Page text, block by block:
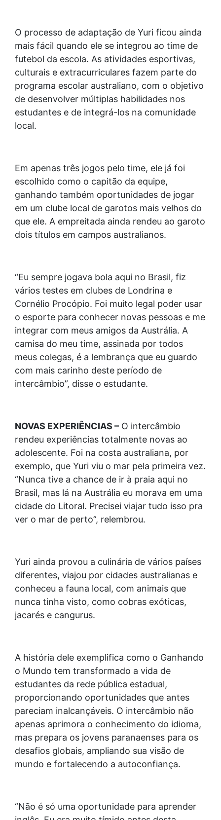
O processo de adaptação de Yuri ficou ainda
mais fácil quando ele se integrou ao time de
futebol da escola. As atividades esportivas,
culturais e extracurriculares fazem parte do
programa escolar australiano, com o objetivo
de desenvolver múltiplas habilidades nos
estudantes e de integrá-los na comunidade
local.
Em apenas três jogos pelo time, ele já foi
escolhido como o capitão da equipe,
ganhando também oportunidades de jogar
em um clube local de garotos mais velhos do
que ele. A empreitada ainda rendeu ao garoto
dois títulos em campos australianos.
“Eu sempre jogava bola aqui no Brasil, fiz
vários testes em clubes de Londrina e
Cornélio Procópio. Foi muito legal poder usar
o esporte para conhecer novas pessoas e me
integrar com meus amigos da Austrália. A
camisa do meu time, assinada por todos
meus colegas, é a lembrança que eu guardo
com mais carinho deste período de
intercâmbio”, disse o estudante.
NOVAS EXPERIÊNCIAS – O intercâmbio
rendeu experiências totalmente novas ao
adolescente. Foi na costa australiana, por
exemplo, que Yuri viu o mar pela primeira vez.
“Nunca tive a chance de ir à praia aqui no
Brasil, mas lá na Austrália eu morava em uma
cidade do Litoral. Precisei viajar tudo isso pra
ver o mar de perto”, relembrou.
Yuri ainda provou a culinária de vários países
diferentes, viajou por cidades australianas e
conheceu a fauna local, com animais que
nunca tinha visto, como cobras exóticas,
jacarés e cangurus.
A história dele exemplifica como o Ganhando
o Mundo tem transformado a vida de
estudantes da rede pública estadual,
proporcionando oportunidades que antes
pareciam inalcançáveis. O intercâmbio não
apenas aprimora o conhecimento do idioma,
mas prepara os jovens paranaenses para os
desafios globais, ampliando sua visão de
mundo e fortalecendo a autoconfiança.
“Não é só uma oportunidade para aprender